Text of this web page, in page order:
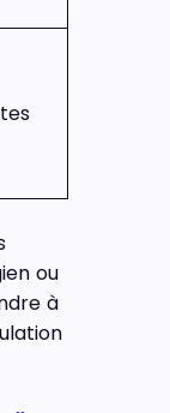
ou
à